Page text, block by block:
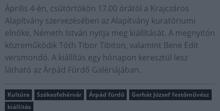
Április 4-én, csütörtökön 17.00 órától a Krajczáros
Alapítvány szervezésében az Alapítvány kuratóriumi
elnöke, Németh István nyitja meg kiállítását. A megnyitón
közreműködik Tóth Tibor Tibiton, valamint Bene Edit
versmondó. A kiállítás egy hónapon keresztül lesz
látható az Árpád Fürdő Galériájában.
Kultúra Székesfehérvár Árpád fürdő
Gerhát József festőművész
kiállítás